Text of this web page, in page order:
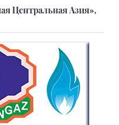
Центральная Азия»,